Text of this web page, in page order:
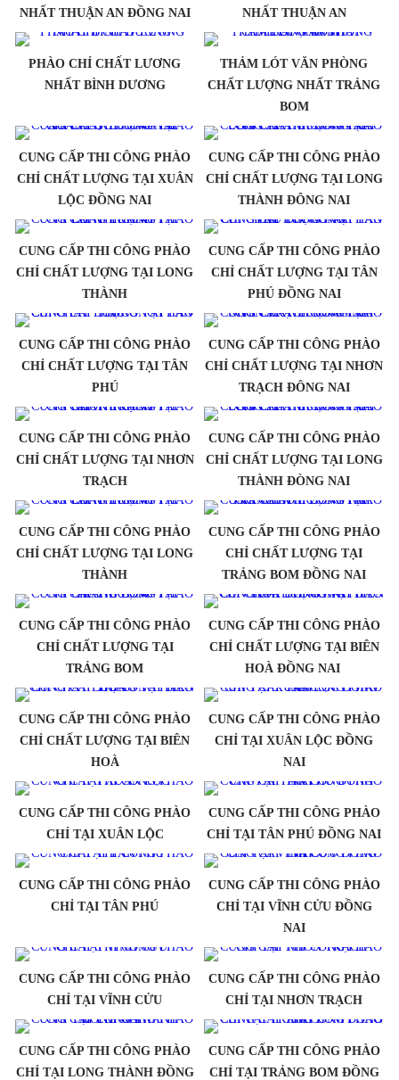
NHẤT THUẬN AN ĐỒNG NAI
NHẤT THUẬN AN
PHÀO CHỈ CHẤT LƯƠNG
NHẤT BÌNH DƯƠNG
THẢM LÓT VĂN PHÒNG
CHẤT LƯỢNG NHẤT TRẢNG
BOM
CUNG CẤP THI CÔNG PHÀO
CHỈ CHẤT LƯỢNG TẠI XUÂN
LỘC ĐỒNG NAI
CUNG CẤP THI CÔNG PHÀO
CHỈ CHẤT LƯỢNG TẠI LONG
THÀNH ĐÔNG NAI
CUNG CẤP THI CÔNG PHÀO
CHỈ CHẤT LƯỢNG TẠI LONG
THÀNH
CUNG CẤP THI CÔNG PHÀO
CHỈ CHẤT LƯỢNG TẠI TÂN
PHÚ ĐỒNG NAI
CUNG CẤP THI CÔNG PHÀO
CHỈ CHẤT LƯỢNG TẠI TÂN
PHÚ
CUNG CẤP THI CÔNG PHÀO
CHỈ CHẤT LƯỢNG TẠI NHƠN
TRẠCH ĐÔNG NAI
CUNG CẤP THI CÔNG PHÀO
CHỈ CHẤT LƯỢNG TẠI NHƠN
TRẠCH
CUNG CẤP THI CÔNG PHÀO
CHỈ CHẤT LƯỢNG TẠI LONG
THÀNH ĐÒNG NAI
CUNG CẤP THI CÔNG PHÀO
CHỈ CHẤT LƯỢNG TẠI LONG
THÀNH
CUNG CẤP THI CÔNG PHÀO
CHỈ CHẤT LƯỢNG TẠI
TRẢNG BOM ĐỒNG NAI
CUNG CẤP THI CÔNG PHÀO
CHỈ CHẤT LƯỢNG TẠI
TRẢNG BOM
CUNG CẤP THI CÔNG PHÀO
CHỈ CHẤT LƯỢNG TẠI BIÊN
HOÀ ĐỒNG NAI
CUNG CẤP THI CÔNG PHÀO
CHỈ CHẤT LƯỢNG TẠI BIÊN
HOÀ
CUNG CẤP THI CÔNG PHÀO
CHỈ TẠI XUÂN LỘC ĐỒNG
NAI
CUNG CẤP THI CÔNG PHÀO
CHỈ TẠI XUÂN LỘC
CUNG CẤP THI CÔNG PHÀO
CHỈ TẠI TÂN PHÚ ĐỒNG NAI
CUNG CẤP THI CÔNG PHÀO
CHỈ TẠI TÂN PHÚ
CUNG CẤP THI CÔNG PHÀO
CHỈ TẠI VĨNH CỬU ĐỒNG
NAI
CUNG CẤP THI CÔNG PHÀO
CHỈ TẠI VĨNH CỬU
CUNG CẤP THI CÔNG PHÀO
CHỈ TẠI NHƠN TRẠCH
CUNG CẤP THI CÔNG PHÀO
CHỈ TẠI LONG THÀNH ĐỒNG
CUNG CẤP THI CÔNG PHÀO
CHỈ TẠI TRẢNG BOM ĐỒNG